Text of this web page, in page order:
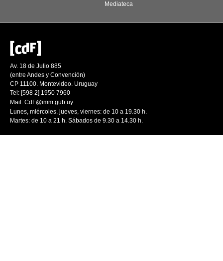
Mediateca
Av. 18 de Julio 885
(entre Andes y Convención)
CP 11100. Montevideo. Uruguay
Tel: [598 2] 1950 7960
Mail: CdF@imm.gub.uy
Lunes, miércoles, jueves, viernes: de 10 a 19.30 h.
Martes: de 10 a 21 h. Sábados de 9.30 a 14.30 h.